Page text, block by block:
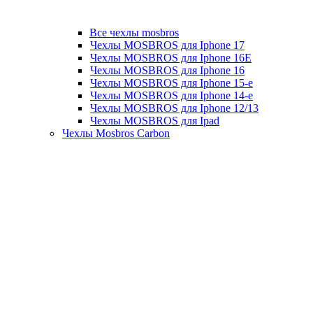
Все чехлы mosbros
Чехлы MOSBROS для Iphone 17
Чехлы MOSBROS для Iphone 16E
Чехлы MOSBROS для Iphone 16
Чехлы MOSBROS для Iphone 15-е
Чехлы MOSBROS для Iphone 14-е
Чехлы MOSBROS для Iphone 12/13
Чехлы MOSBROS для Ipad
Чехлы Mosbros Carbon